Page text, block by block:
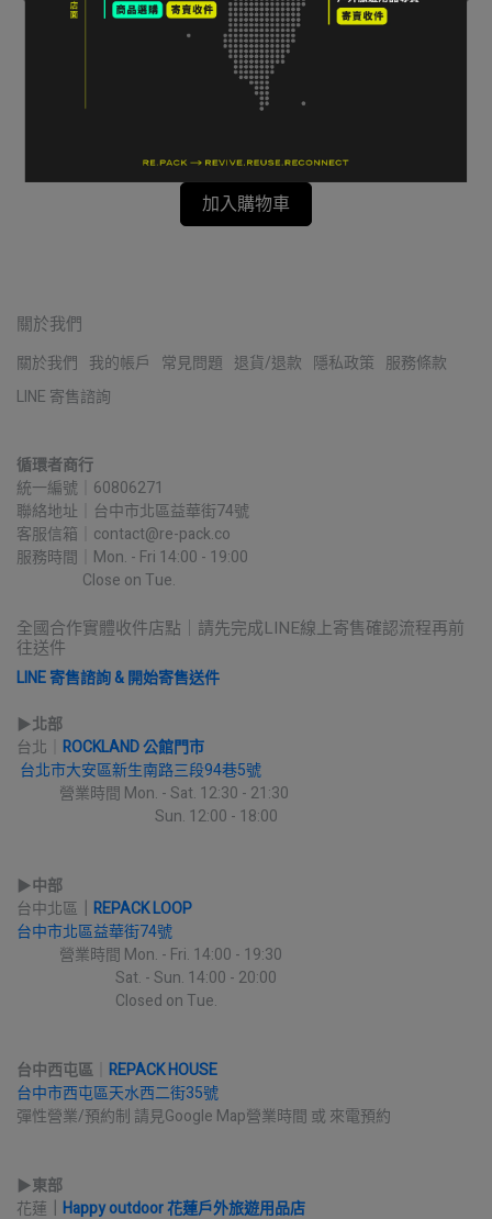
gregory 越野跑腰帶 橘紅色
加入購物車
關於我們
關於我們 我的帳戶 常見問題 退貨/退款 隱私政策 服務條款
LINE 寄售諮詢
循環者商行
統一編號｜60806271
聯絡地址｜台中市北區益華街74號
客服信箱｜contact@re-pack.co
服務時間｜Mon. - Fri 14:00 - 19:00
Close on Tue.
全國合作實體收件店點｜請先完成LINE線上寄售確認流程再前
往送件
LINE 寄售諮詢 & 開始寄售送件
▶︎北部
台北｜ ROCKLAND 公館門市
台北市大安區新生南路三段94巷5號
營業時間 Mon. - Sat. 12:30 - 21:30
Sun. 12:00 - 18:00
▶︎中部
台中北區
REPACK LOOP
台中市北區益華街74號
營業時間 Mon. - Fri. 14:00 - 19:30
Sat. - Sun. 14:00 - 20:00
Closed on Tue.
台中西屯區
REPACK HOUSE
台中市西屯區天水西二街35號
彈性營業/預約制 請見Google Map營業時間 或 來電預約
▶︎東部
花蓮
Happy outdoor 花蓮戶外旅遊用品店